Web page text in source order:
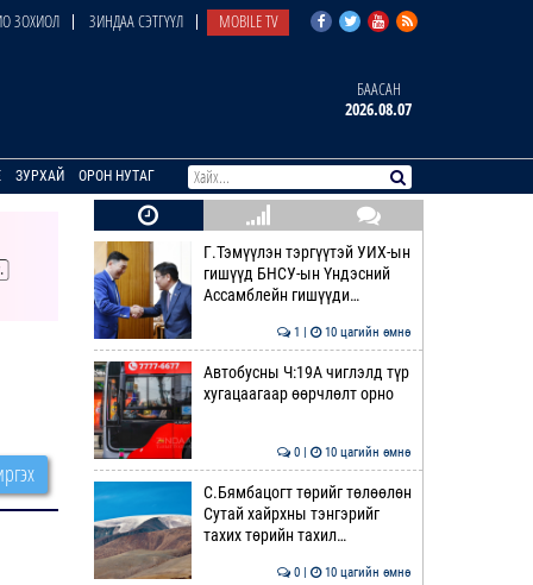
ЗОХИОЛ ЗИНДАА СЭТГҮҮЛ MOBILE TV
БААСАН
2026.08.07
ЗУРХАЙ ОРОН НУТАГ
Г.Тэмүүлэн тэргүүтэй УИХ-ын
гишүүд БНСУ-ын Үндэсний
Ассамблейн гишүүди…
1 | 10 цагийн өмнө
Автобусны Ч:19А чиглэлд түр
хугацаагаар өөрчлөлт орно
0 | 10 цагийн өмнө
С.Бямбацогт төрийг төлөөлөн
Сутай хайрхны тэнгэрийг
тахих төрийн тахил…
0 | 10 цагийн өмнө